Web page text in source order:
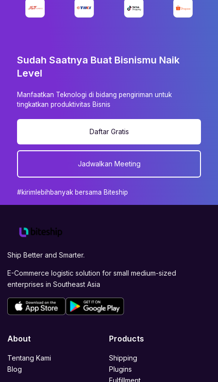
Sudah Saatnya Buat Bisnismu Naik
Level
Manfaatkan Teknologi di bidang pengiriman untuk
tingkatkan produktivitas Bisnis
Daftar Gratis
Jadwalkan Meeting
#kirimlebihbanyak bersama Biteship
Ship Better and Smarter.
E-Commerce logistic solution for small medium-sized
enterprises in Southeast Asia
About
Tentang Kami
Blog
Products
Shipping
Plugins
Fulfillment